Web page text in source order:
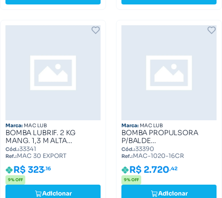
Marca: MAC LUB
BOMBA LUBRIF. 2 KG
MANG. 1,3 M ALTA
PRESSAO MAC 30 EXPORT
(ML 0030.1013) MAC 30
EXPORT
Cód.:33341
Ref.:MAC 30 EXPORT
R$ 323,16
9% OFF
Adicionar
Marca: MAC LUB
BOMBA PROPULSORA
P/BALDE
20KG.COMP.MANG.5MTS
MAC-1020 (ML 1020.0016)
MAC-1020-16CR
Cód.:33390
Ref.:MAC-1020-16CR
R$ 2.720,42
9% OFF
Adicionar